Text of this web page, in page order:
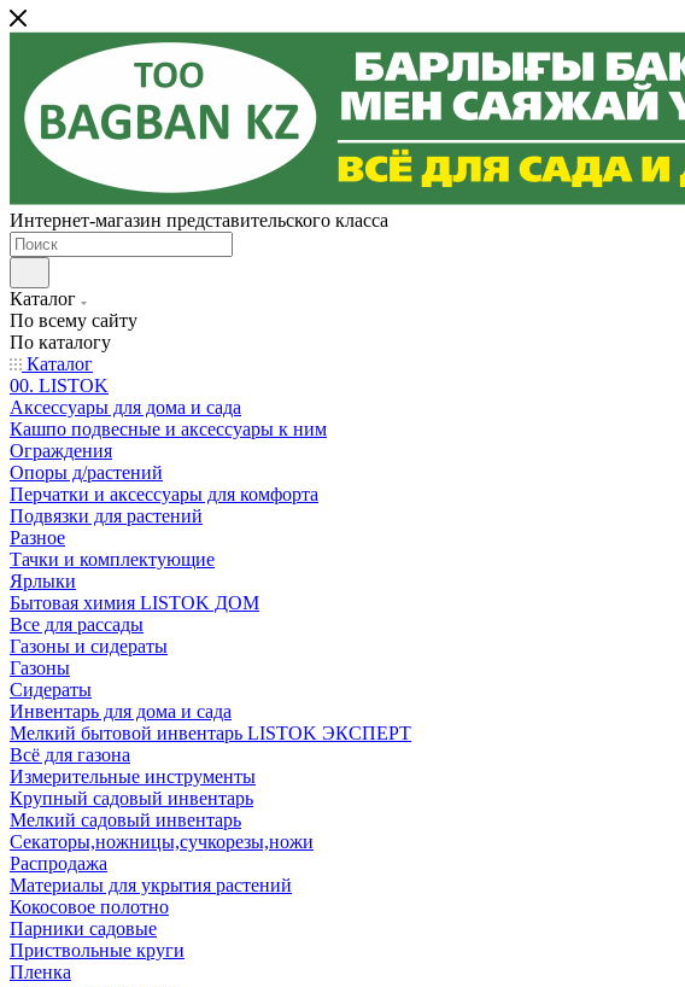
Интернет-магазин представительского класса
Каталог
По всему сайту
По каталогу
Каталог
00. LISTOK
Аксессуары для дома и сада
Кашпо подвесные и аксессуары к ним
Ограждения
Опоры д/растений
Перчатки и аксессуары для комфорта
Подвязки для растений
Разное
Тачки и комплектующие
Ярлыки
Бытовая химия LISTOK ДОМ
Все для рассады
Газоны и сидераты
Газоны
Сидераты
Инвентарь для дома и сада
Мелкий бытовой инвентарь LISTOK ЭКСПЕРТ
Всё для газона
Измерительные инструменты
Крупный садовый инвентарь
Мелкий садовый инвентарь
Секаторы,ножницы,сучкорезы,ножи
Распродажа
Материалы для укрытия растений
Кокосовое полотно
Парники садовые
Приствольные круги
Пленка